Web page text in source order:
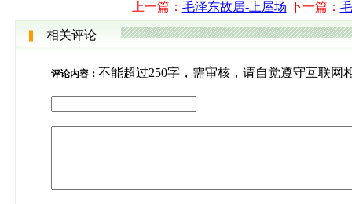
上一篇： 毛泽东故居-上屋场 下一篇：
相关评论
评论内容： 不能超过250字，需审核，请自觉遵守互联网